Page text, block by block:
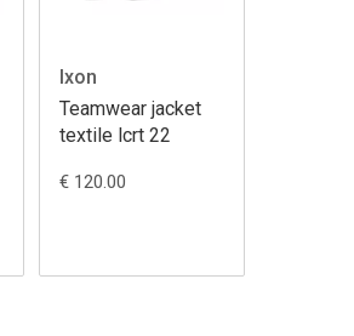
Ixon
Teamwear jacket
textile lcrt 22
€ 120.00